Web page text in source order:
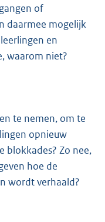
of
daarmee mogelijk
en
waarom niet?
te nemen, om te
opnieuw
blokkades? Zo nee,
hoe de
wordt verhaald?